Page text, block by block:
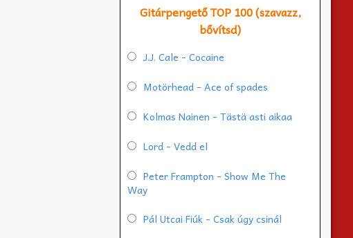
Gitárpengető TOP 100 (szavazz,
bővítsd)
J.J. Cale - Cocaine
Motörhead - Ace of spades
Kolmas Nainen - Tästä asti aikaa
Lord - Vedd el
Peter Frampton - Show Me The
Way
Pál Utcai Fiúk - Csak úgy csinál